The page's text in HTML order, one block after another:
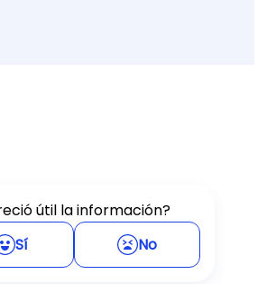
útil la información?
Sí
No